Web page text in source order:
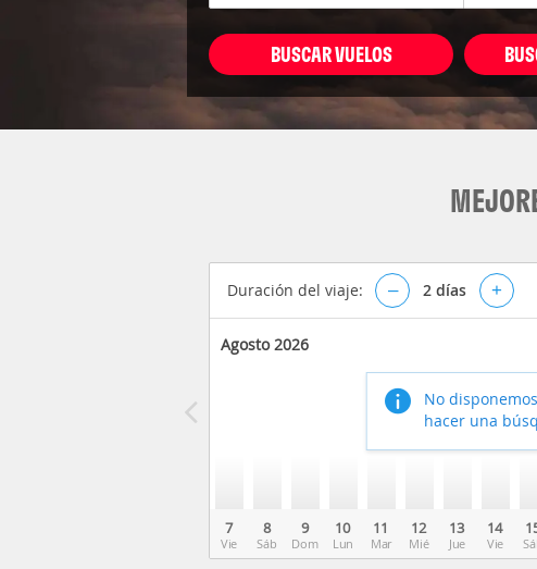
BUSCAR VUELOS
Duración del viaje: – 2 días +
Agosto 2026
7
Vie
8
Sáb
9
Dom
10
Lun
11
Mar
12
Mié
13
Jue
14
Vie
No
hacer una